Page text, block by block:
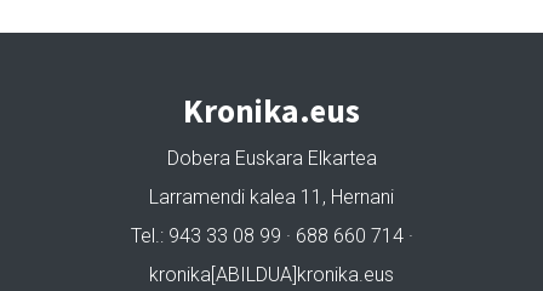
Kronika.eus
Dobera Euskara Elkartea
Larramendi kalea 11, Hernani
Tel.: 943 33 08 99 · 688 660 714 ·
kronika[ABILDUA]kronika.eus